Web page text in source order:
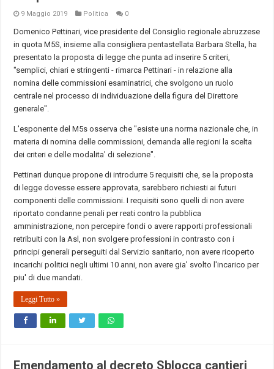
9 Maggio 2019 Politica 0
Domenico Pettinari, vice presidente del Consiglio regionale abruzzese
in quota M5S, insieme alla consigliera pentastellata Barbara Stella, ha
presentato la proposta di legge che punta ad inserire 5 criteri,
"semplici, chiari e stringenti - rimarca Pettinari - in relazione alla
nomina delle commissioni esaminatrici, che svolgono un ruolo
centrale nel processo di individuazione della figura del Direttore
generale".
L'esponente del M5s osserva che "esiste una norma nazionale che, in
materia di nomina delle commissioni, demanda alle regioni la scelta
dei criteri e delle modalita' di selezione".
Pettinari dunque propone di introdurre 5 requisiti che, se la proposta
di legge dovesse essere approvata, sarebbero richiesti ai futuri
componenti delle commissioni. I requisiti sono quelli di non avere
riportato condanne penali per reati contro la pubblica
amministrazione, non percepire fondi o avere rapporti professionali
retribuiti con la Asl, non svolgere professioni in contrasto con i
principi generali perseguiti dal Servizio sanitario, non avere ricoperto
incarichi politici negli ultimi 10 anni, non avere gia' svolto l'incarico per
piu' di due mandati.
Leggi Tutto »
Emendamento al decreto Sblocca cantieri